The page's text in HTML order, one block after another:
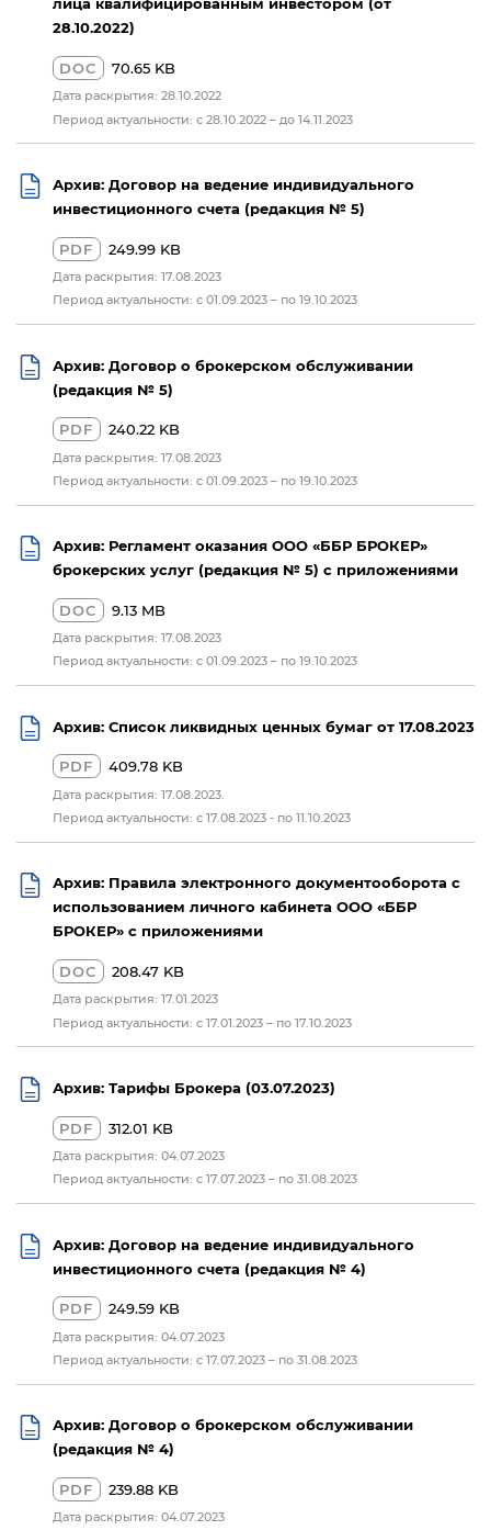
28.10.2022)
DOC 70.65 KB
Дата раскрытия: 28.10.2022
Период актуальности: с 28.10.2022 – до 14.11.2023
Архив: Договор на ведение индивидуального
инвестиционного счета (редакция № 5)
PDF 249.99 KB
Дата раскрытия: 17.08.2023
Период актуальности: с 01.09.2023 – по 19.10.2023
Архив: Договор о брокерском обслуживании
(редакция № 5)
PDF 240.22 KB
Дата раскрытия: 17.08.2023
Период актуальности: с 01.09.2023 – по 19.10.2023
Архив: Регламент оказания ООО «ББР БРОКЕР»
брокерских услуг (редакция № 5) с приложениями
DOC 9.13 MB
Дата раскрытия: 17.08.2023
Период актуальности: с 01.09.2023 – по 19.10.2023
Архив: Список ликвидных ценных бумаг от 17.08.2023
PDF 409.78 KB
Дата раскрытия: 17.08.2023.
Период актуальности: c 17.08.2023 - по 11.10.2023
Архив: Правила электронного документооборота с
использованием личного кабинета ООО «ББР
БРОКЕР» с приложениями
DOC 208.47 KB
Дата раскрытия: 17.01.2023
Период актуальности: с 17.01.2023 – по 17.10.2023
Архив: Тарифы Брокера (03.07.2023)
PDF 312.01 KB
Дата раскрытия: 04.07.2023
Период актуальности: с 17.07.2023 – по 31.08.2023
Архив: Договор на ведение индивидуального
инвестиционного счета (редакция № 4)
PDF 249.59 KB
Дата раскрытия: 04.07.2023
Период актуальности: с 17.07.2023 – по 31.08.2023
Архив: Договор о брокерском обслуживании
(редакция № 4)
PDF 239.88 KB
Дата раскрытия: 04.07.2023